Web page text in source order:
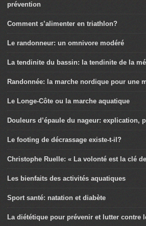
prévention
Comment s’alimenter en triathlon?
Le randonneur: un omnivore modéré
La tendinite du bassin: la tendinite de la
Randonnée: la marche nordique pour une
Le Longe-Côte ou la marche aquatique
Douleurs d’épaule du nageur: explication,
Le footing de décrassage existe-t-il?
Christophe Ruelle: « La volonté est la clé
Les bienfaits des activités aquatiques
Sport santé: natation et diabète
La diététique pour prévenir et lutter contre